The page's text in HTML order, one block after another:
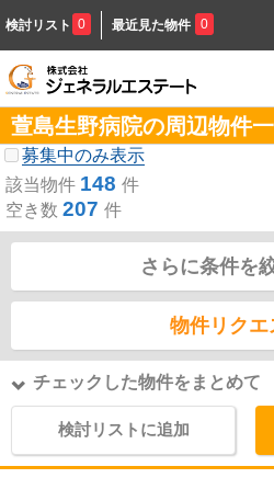
検討リスト 0 最近見た物件 0
萱島生野病院の周辺物件
募集中のみ表示
該当物件 148 件
空き数 207 件
さらに条件を
物件リクエ
チェックした物件をまとめて
検討リストに追加